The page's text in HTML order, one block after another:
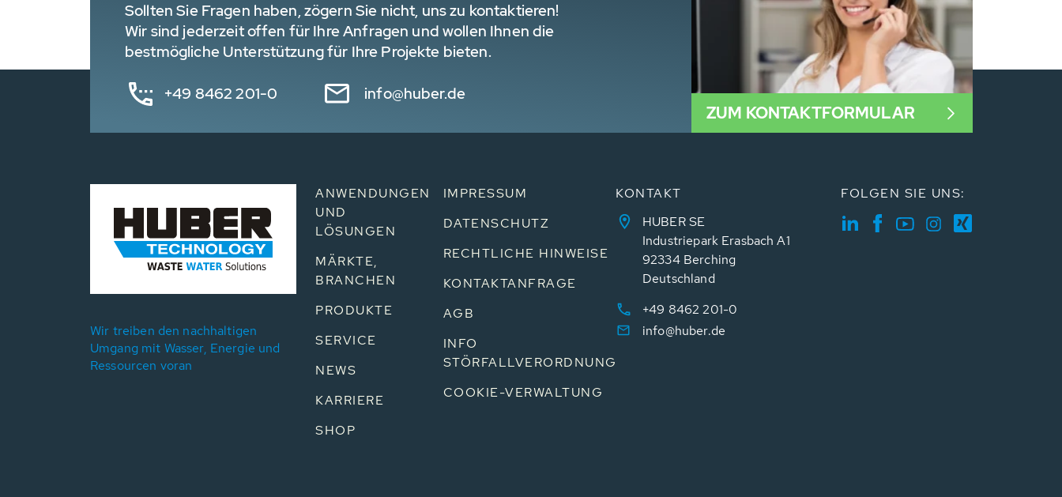
Sollten Sie Fragen haben, zögern Sie nicht, uns zu kontaktieren!
Wir sind jederzeit offen für Ihre Anfragen und wollen Ihnen die
bestmögliche Unterstützung für Ihre Projekte bieten.
+49 8462 201-0 info@huber.de
ZUM KONTAKTFORMULAR
Wir treiben den nachhaltigen
Umgang mit Wasser, Energie und
Ressourcen voran
ANWENDUNGEN
UND
LÖSUNGEN
MÄRKTE,
BRANCHEN
PRODUKTE
SERVICE
NEWS
KARRIERE
SHOP
IMPRESSUM
DATENSCHUTZ
RECHTLICHE HINWEISE
KONTAKTANFRAGE
AGB
INFO
STÖRFALLVERORDNUNG
COOKIE-VERWALTUNG
KONTAKT
HUBER SE
Industriepark Erasbach A1
92334 Berching
Deutschland
+49 8462 201-0
info@huber.de
FOLGEN SIE UNS: